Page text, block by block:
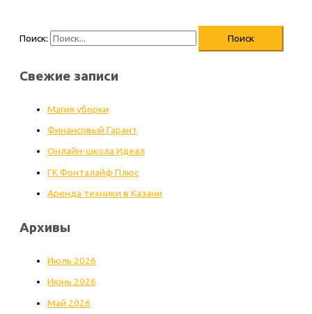
Поиск:
Свежие записи
Магия уборки
Финансовый Гарант
Онлайн-школа Идеал
ГК Фонталайф Плюс
Аренда техники в Казани
Архивы
Июль 2026
Июнь 2026
Май 2026